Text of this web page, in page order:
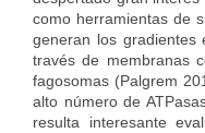
como herramientas de
generan los gradientes
través de membranas
fagosomas (Palgrem
alto número de
resulta interesante